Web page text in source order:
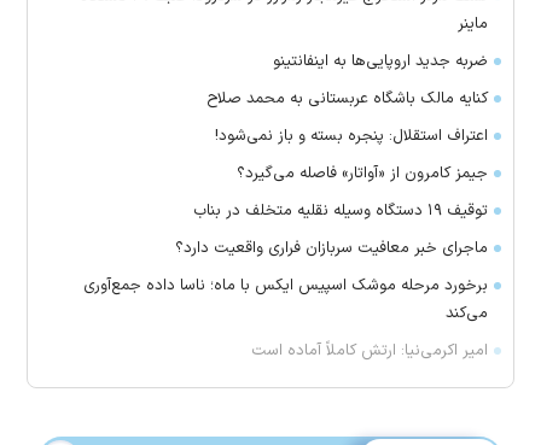
ماینر
ضربه جدید اروپایی‌ها به اینفانتینو
کنایه مالک باشگاه عربستانی به محمد صلاح
اعتراف استقلال: پنجره بسته و باز نمی‌شود!
جیمز کامرون از «آواتار» فاصله می‌گیرد؟
توقیف ۱۹ دستگاه وسیله نقلیه متخلف در بناب
ماجرای خبر معافیت سربازان فراری واقعیت دارد؟
برخورد مرحله موشک اسپیس ایکس با ماه؛ ناسا داده جمع‌آوری
می‌کند
امیر اکرمی‌نیا: ارتش کاملاً آماده است